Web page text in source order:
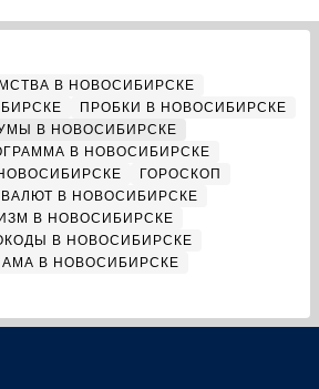
В НОВОСИБИРСКЕ
ПРОБКИ В НОВОСИБИРСКЕ
В НОВОСИБИРСКЕ
В НОВОСИБИРСКЕ
ГОРОСКОП
В НОВОСИБИРСКЕ
В НОВОСИБИРСКЕ
В НОВОСИБИРСКЕ
В НОВОСИБИРСКЕ